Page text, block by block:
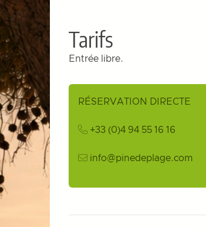
Tarifs
Entrée libre.
RÉSERVATION DIRECTE
+33 (0)4 94 55 16 16
info@pinedeplage.com